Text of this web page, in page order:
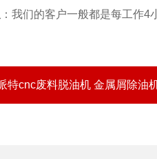
：我们的客户一般都是每工作
特cnc废料脱油机 金属屑除油